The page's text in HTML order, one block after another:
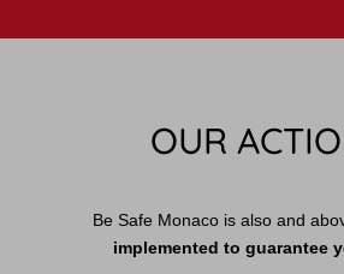
OUR
Be Safe Monaco is also and
implemented to guarantee